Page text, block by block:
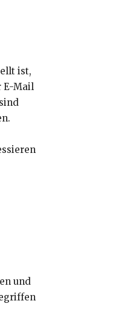
ist,
E-Mail
und